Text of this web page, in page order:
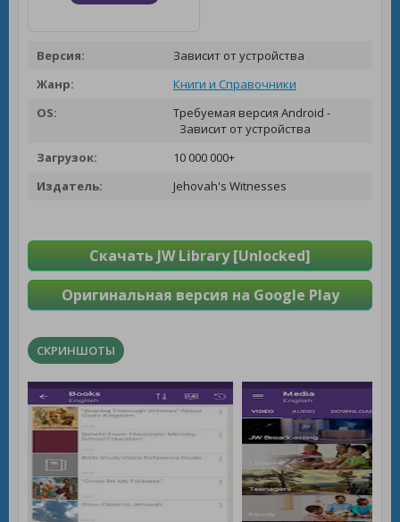
Версия:
Зависит от устройства
Жанр:
Книги и Справочники
OS:
Требуемая версия Android -
Зависит от устройства
Загрузок:
10 000 000+
Издатель:
Jehovah's Witnesses
Скачать JW Library [Unlocked]
Оригинальная версия на Google Play
СКРИНШОТЫ